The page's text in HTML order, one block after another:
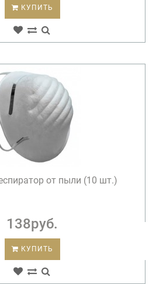
КУПИТЬ
от пыли (10 шт.)
138руб.
КУПИТЬ